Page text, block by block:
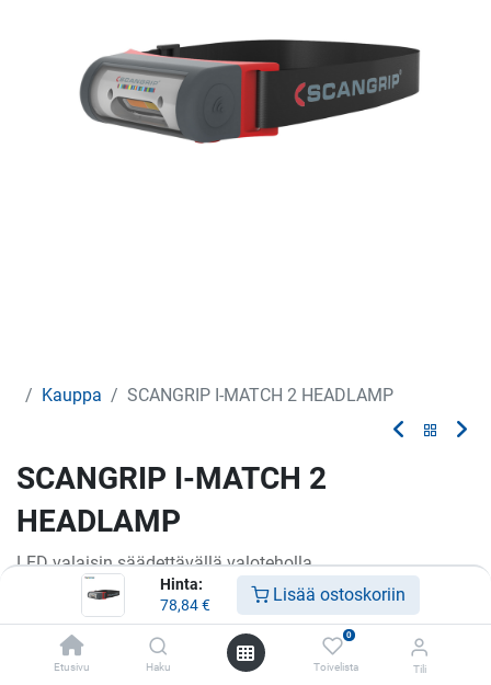
Hinta:
78,84€ Lisää ostoskoriin
Etusivu Haku
0
Toivelista Tili
Kauppa SCANGRIP I-MATCH 2 HEADLAMP
SCANGRIP I-MATCH 2
HEADLAMP
LED valaisin säädettävällä valoteholla.
€